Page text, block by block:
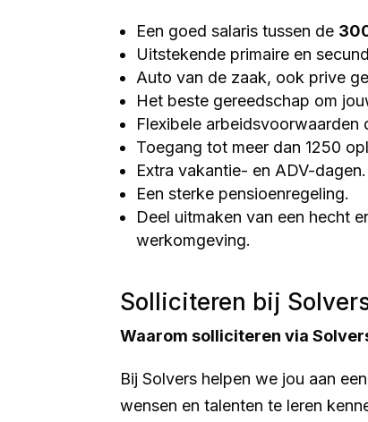
Een goed salaris tussen de
Uitstekende primaire en
Auto van de zaak, ook prive
Het beste gereedschap om
Flexibele arbeidsvoorwaarden
Toegang tot meer dan 1250
Extra vakantie- en ADV-dagen.
Een sterke pensioenregeling.
Deel uitmaken van een hecht
werkomgeving.
Solliciteren bij
Waarom solliciteren via
Bij Solvers helpen we jou aan
wensen en talenten te leren